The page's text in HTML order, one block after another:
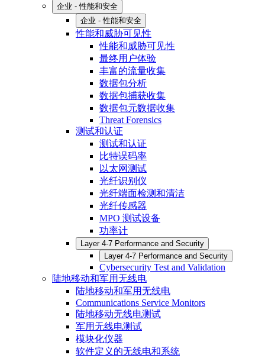
企业 - 性能和安全
企业 - 性能和安全
性能和威胁可见性
性能和威胁可见性
最终用户体验
丰富的流量收集
数据包分析
数据包捕获收集
数据包元数据收集
Threat Forensics
测试和认证
测试和认证
比特误码率
以太网测试
光纤识别仪
光纤端面检测和清洁
光纤传感器
MPO 测试设备
功率计
Layer 4-7 Performance and Security
Layer 4-7 Performance and Security
Cybersecurity Test and Validation
陆地移动和军用无线电
陆地移动和军用无线电
Communications Service Monitors
陆地移动无线电测试
军用无线电测试
模块化仪器
软件定义的无线电和系统